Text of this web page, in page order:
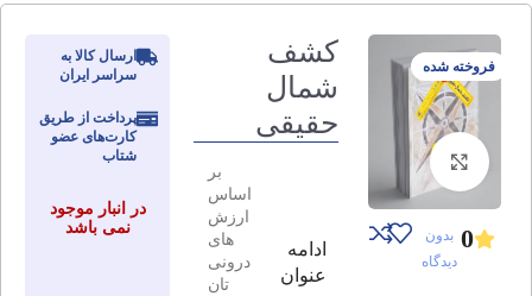
فروخته شده
برای بزرگنمایی کلیک کنید
0 بدون
دیدگاه
کشف
شمال
حقیقی
ادامه
عنوان
بر
اساس
ارزش
های
درونی
تان
ارسال کالا به
سراسر ایران
پرداخت از طریق
کارت‌های عضو
شتاب
در انبار موجود
نمی باشد